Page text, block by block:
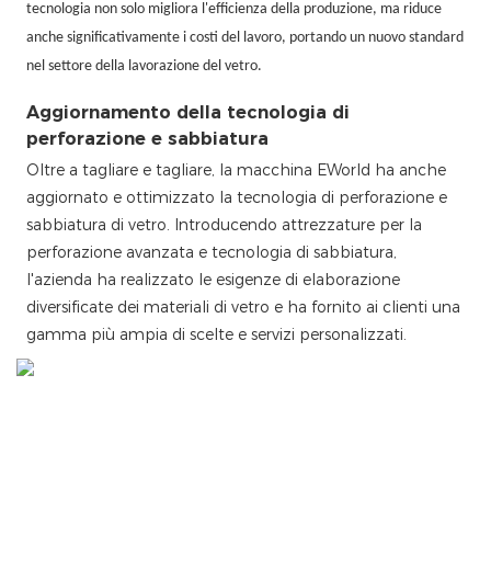
tecnologia non solo migliora l'efficienza della produzione, ma riduce
anche significativamente i costi del lavoro, portando un nuovo standard
nel settore della lavorazione del vetro.
Aggiornamento della tecnologia di
perforazione e sabbiatura
Oltre a tagliare e tagliare, la macchina EWorld ha anche
aggiornato e ottimizzato la tecnologia di perforazione e
sabbiatura di vetro. Introducendo attrezzature per la
perforazione avanzata e tecnologia di sabbiatura,
l'azienda ha realizzato le esigenze di elaborazione
diversificate dei materiali di vetro e ha fornito ai clienti una
gamma più ampia di scelte e servizi personalizzati.